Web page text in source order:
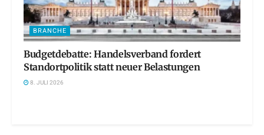
BRANCHE
Budgetdebatte: Handelsverband fordert
Standortpolitik statt neuer Belastungen
8. JULI 2026